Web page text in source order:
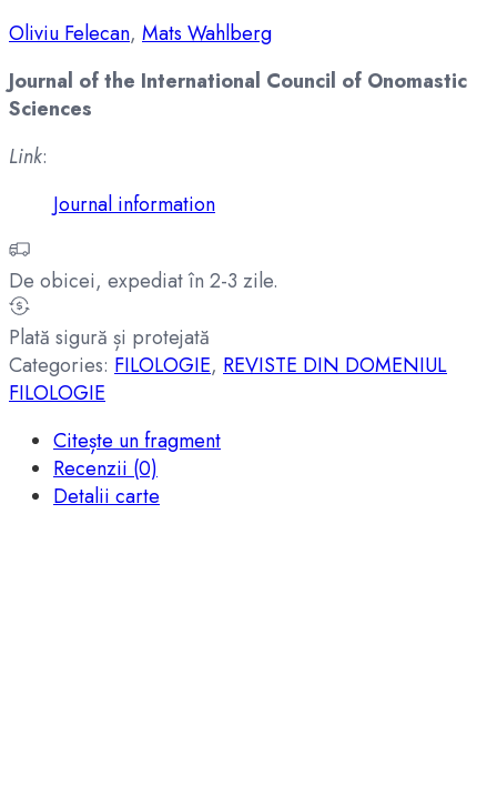
Oliviu Felecan, Mats Wahlberg
Journal of the International Council of Onomastic
Sciences
Link:
Journal information
De obicei, expediat în 2-3 zile.
Plată sigură și protejată
Categories: FILOLOGIE, REVISTE DIN DOMENIUL
FILOLOGIE
Citește un fragment
Recenzii (0)
Detalii carte